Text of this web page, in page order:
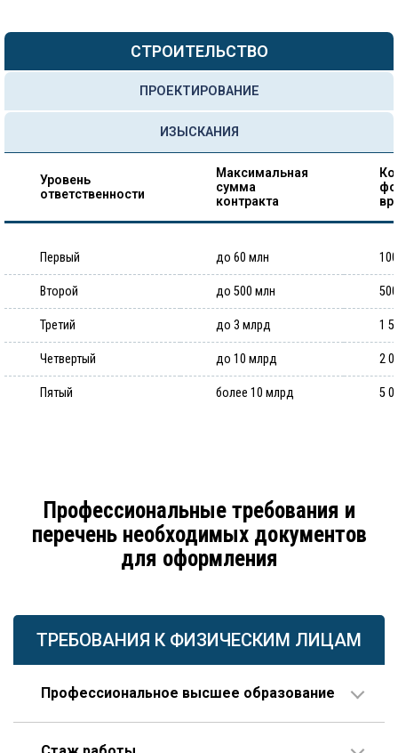
СТРОИТЕЛЬСТВО
ПРОЕКТИРОВАНИЕ
ИЗЫСКАНИЯ
Уровень
ответственности
Максимальная
сумма
контракта
Первый до 60 млн
Второй до 500 млн
Третий до 3 млрд 1
Четвертый до 10 млрд 2
Пятый более 10 млрд 5
Профессиональные требования и
перечень необходимых документов
для оформления
ТРЕБОВАНИЯ К ФИЗИЧЕСКИМ ЛИЦАМ
Профессиональное высшее образование